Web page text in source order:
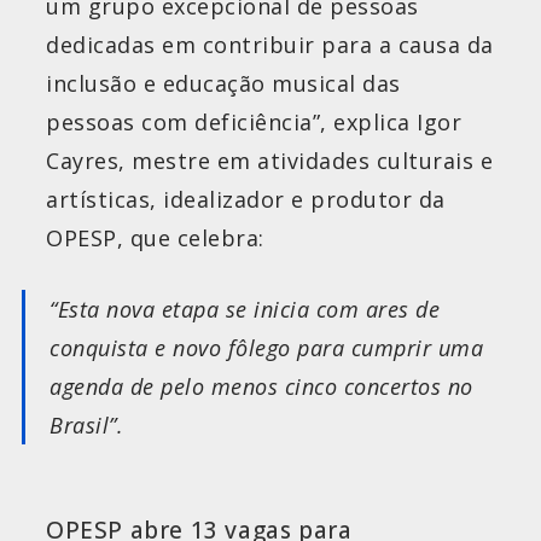
um grupo excepcional de pessoas
dedicadas em contribuir para a causa da
inclusão e educação musical das
pessoas com deficiência”, explica Igor
Cayres, mestre em atividades culturais e
artísticas, idealizador e produtor da
OPESP, que celebra:
“Esta nova etapa se inicia com ares de
conquista e novo fôlego para cumprir uma
agenda de pelo menos cinco concertos no
Brasil”.
OPESP abre 13 vagas para